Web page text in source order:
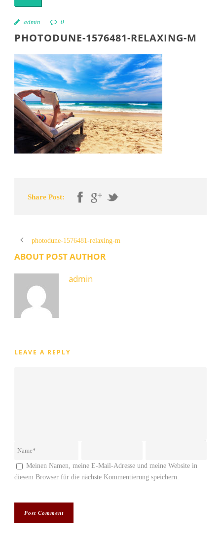
admin 0
PHOTODUNE-1576481-RELAXING-M
Share Post:
photodune-1576481-relaxing-m
ABOUT POST AUTHOR
admin
LEAVE A REPLY
Meinen Namen, meine E-Mail-Adresse und meine Website in
diesem Browser für die nächste Kommentierung speichern.